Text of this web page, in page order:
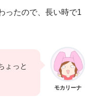
ったので、長い時で1
モカリーナ
ょっと